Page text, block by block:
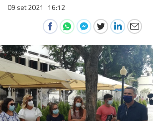
09 set 2021 16:12